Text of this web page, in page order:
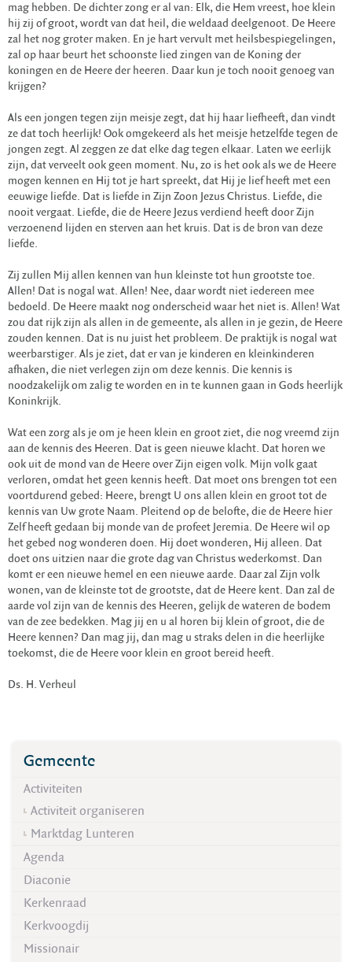
mag hebben. De dichter zong er al van: Elk, die Hem vreest, hoe klein
hij zij of groot, wordt van dat heil, die weldaad deelgenoot. De Heere
zal het nog groter maken. En je hart vervult met heilsbespiegelingen,
zal op haar beurt het schoonste lied zingen van de Koning der
koningen en de Heere der heeren. Daar kun je toch nooit genoeg van
krijgen?
Als een jongen tegen zijn meisje zegt, dat hij haar liefheeft, dan vindt
ze dat toch heerlijk! Ook omgekeerd als het meisje hetzelfde tegen de
jongen zegt. Al zeggen ze dat elke dag tegen elkaar. Laten we eerlijk
zijn, dat verveelt ook geen moment. Nu, zo is het ook als we de Heere
mogen kennen en Hij tot je hart spreekt, dat Hij je lief heeft met een
eeuwige liefde. Dat is liefde in Zijn Zoon Jezus Christus. Liefde, die
nooit vergaat. Liefde, die de Heere Jezus verdiend heeft door Zijn
verzoenend lijden en sterven aan het kruis. Dat is de bron van deze
liefde.
Zij zullen Mij allen kennen van hun kleinste tot hun grootste toe.
Allen! Dat is nogal wat. Allen! Nee, daar wordt niet iedereen mee
bedoeld. De Heere maakt nog onderscheid waar het niet is. Allen! Wat
zou dat rijk zijn als allen in de gemeente, als allen in je gezin, de Heere
zouden kennen. Dat is nu juist het probleem. De praktijk is nogal wat
weerbarstiger. Als je ziet, dat er van je kinderen en kleinkinderen
afhaken, die niet verlegen zijn om deze kennis. Die kennis is
noodzakelijk om zalig te worden en in te kunnen gaan in Gods heerlijk
Koninkrijk.
Wat een zorg als je om je heen klein en groot ziet, die nog vreemd zijn
aan de kennis des Heeren. Dat is geen nieuwe klacht. Dat horen we
ook uit de mond van de Heere over Zijn eigen volk. Mijn volk gaat
verloren, omdat het geen kennis heeft. Dat moet ons brengen tot een
voortdurend gebed: Heere, brengt U ons allen klein en groot tot de
kennis van Uw grote Naam. Pleitend op de belofte, die de Heere hier
Zelf heeft gedaan bij monde van de profeet Jeremia. De Heere wil op
het gebed nog wonderen doen. Hij doet wonderen, Hij alleen. Dat
doet ons uitzien naar die grote dag van Christus wederkomst. Dan
komt er een nieuwe hemel en een nieuwe aarde. Daar zal Zijn volk
wonen, van de kleinste tot de grootste, dat de Heere kent. Dan zal de
aarde vol zijn van de kennis des Heeren, gelijk de wateren de bodem
van de zee bedekken. Mag jij en u al horen bij klein of groot, die de
Heere kennen? Dan mag jij, dan mag u straks delen in die heerlijke
toekomst, die de Heere voor klein en groot bereid heeft.
Ds. H. Verheul
Gemeente
Activiteiten
Activiteit organiseren
Marktdag Lunteren
Agenda
Diaconie
Kerkenraad
Kerkvoogdij
Missionair